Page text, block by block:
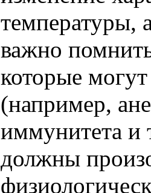
температуры,
важно
которые
(например,
иммунитета и
должны